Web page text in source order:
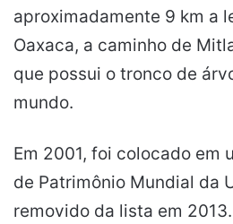
aproximadamente 9 km a
Oaxaca, a caminho de
que possui o tronco de
mundo.
Em 2001, foi colocado em
de Patrimônio Mundial da
removido da lista em